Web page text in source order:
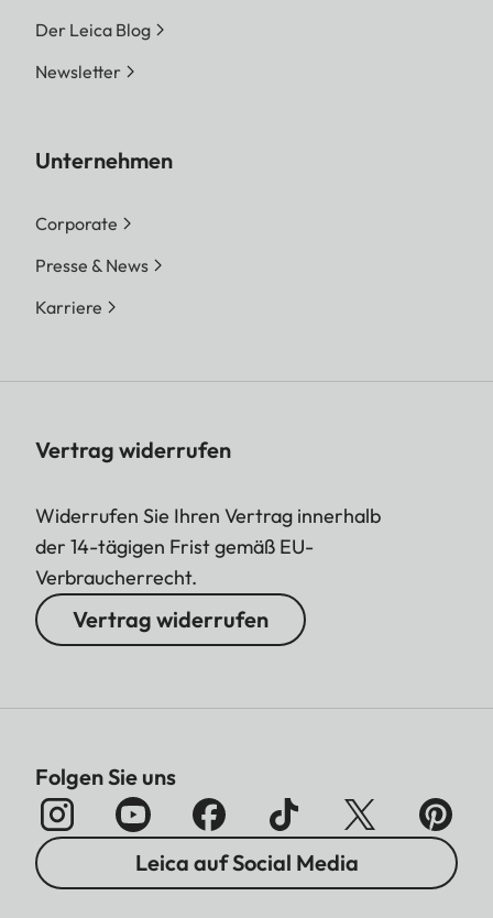
Der Leica Blog
Newsletter
Unternehmen
Corporate
Presse & News
Karriere
Vertrag widerrufen
Widerrufen Sie Ihren Vertrag innerhalb
der 14-tägigen Frist gemäß EU-
Verbraucherrecht.
Vertrag widerrufen
Folgen Sie uns
Leica auf Social Media